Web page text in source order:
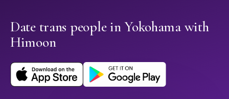
Date trans people in Yokohama with
Himoon